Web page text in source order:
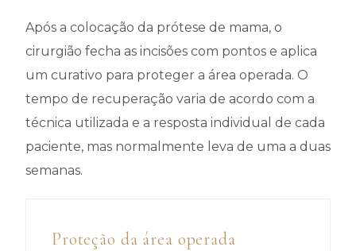
Após a colocação da prótese de mama, o
cirurgião fecha as incisões com pontos e aplica
um curativo para proteger a área operada. O
tempo de recuperação varia de acordo com a
técnica utilizada e a resposta individual de cada
paciente, mas normalmente leva de uma a duas
semanas.
Proteção da área operada